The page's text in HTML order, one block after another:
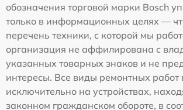
обозначения торговой марки Bosch
только в информационных целях —
перечень техники, с которой мы
организация не аффилирована с
указанных товарных знаков и не
интересы. Все виды ремонтных работ
исключительно на устройствах,
законном гражданском обороте, в